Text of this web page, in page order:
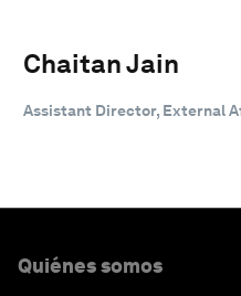
Chaitan Jain
Assistant Director, External
Quiénes somos